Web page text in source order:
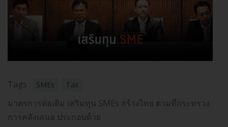
Tags : SMEs Tax
มาตรการต่อเติม เสริมทุน SMEs สร้างไทย ตามที่กระทรวง
การคลังเสนอ ประกอบด้วย